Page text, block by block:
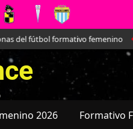
del fútbol formativo femenino
2026 Formativo